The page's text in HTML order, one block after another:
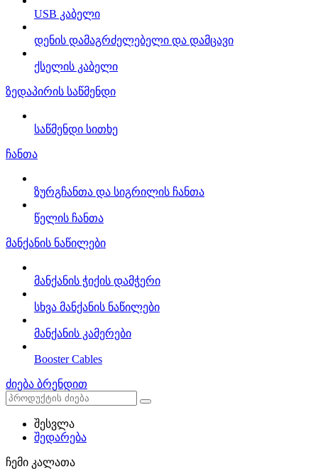
USB კაბელი
დენის დამაგრძელებელი და დამცავი
ქსელის კაბელი
ზედაპირის საწმენდი
საწმენდი სითხე
ჩანთა
ზურგჩანთა და სიგრილის ჩანთა
წელის ჩანთა
მანქანის ნაწილები
მანქანის ჭიქის დამჭერი
სხვა მანქანის ნაწილები
მანქანის კამერები
Booster Cables
ძიება ბრენდით
შესვლა
შედარება
ჩემი კალათა